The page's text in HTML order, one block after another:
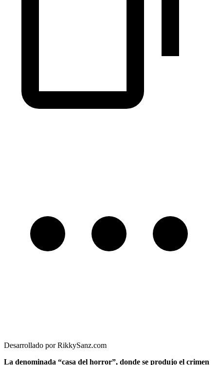
Desarrollado por RikkySanz.com
La denominada “casa del horror”, donde se produjo el crimen